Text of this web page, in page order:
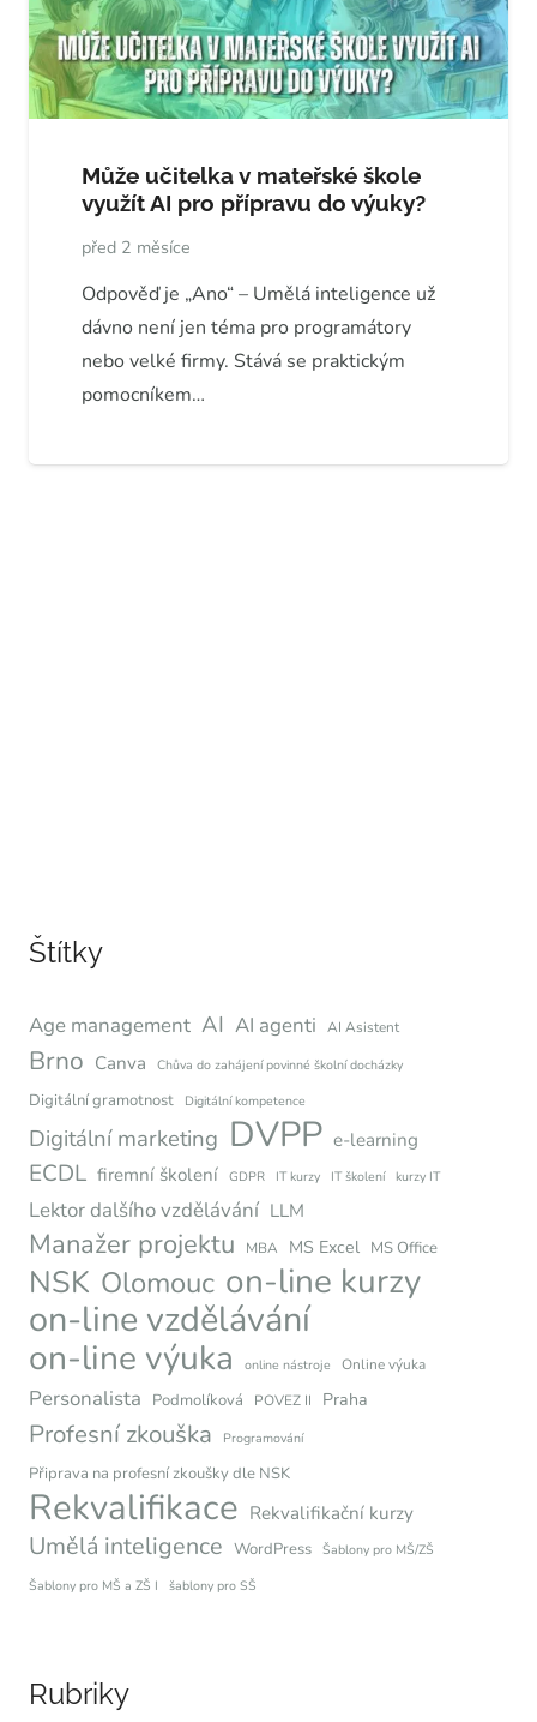
Může učitelka v mateřské škole
využít AI pro přípravu do výuky?
před 2 měsíce
Odpověď je „Ano“ – Umělá inteligence už
dávno není jen téma pro programátory
nebo velké firmy. Stává se praktickým
pomocníkem…
Štítky
Age management AI AI agenti AI Asistent
Brno Canva Chůva do zahájení povinné školní docházky
Digitální gramotnost Digitální kompetence
Digitální marketing DVPP e-learning
ECDL firemní školení GDPR IT kurzy IT školení kurzy IT
Lektor dalšího vzdělávání LLM
Manažer projektu MBA MS Excel MS Office
NSK Olomouc on-line kurzy
on-line vzdělávání
on-line výuka online nástroje Online výuka
Personalista Podmolíková POVEZ II Praha
Profesní zkouška Programování
Připrava na profesní zkoušky dle NSK
Rekvalifikace Rekvalifikační kurzy
Umělá inteligence WordPress Šablony pro MŠ/ZŠ
Šablony pro MŠ a ZŠ I
šablony pro SŠ
Rubriky